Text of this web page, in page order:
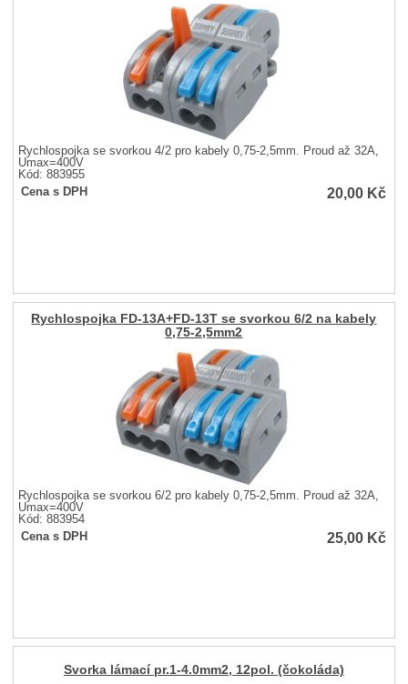
Rychlospojka se svorkou 4/2 pro kabely 0,75-2,5mm. Proud až 32A,
Umax=400V
Kód: 883955
Cena s DPH
20,00 Kč
Rychlospojka FD-13A+FD-13T se svorkou 6/2 na kabely
0,75-2,5mm2
Rychlospojka se svorkou 6/2 pro kabely 0,75-2,5mm. Proud až 32A,
Umax=400V
Kód: 883954
Cena s DPH
25,00 Kč
Svorka lámací pr.1-4.0mm2, 12pol. (čokoláda)